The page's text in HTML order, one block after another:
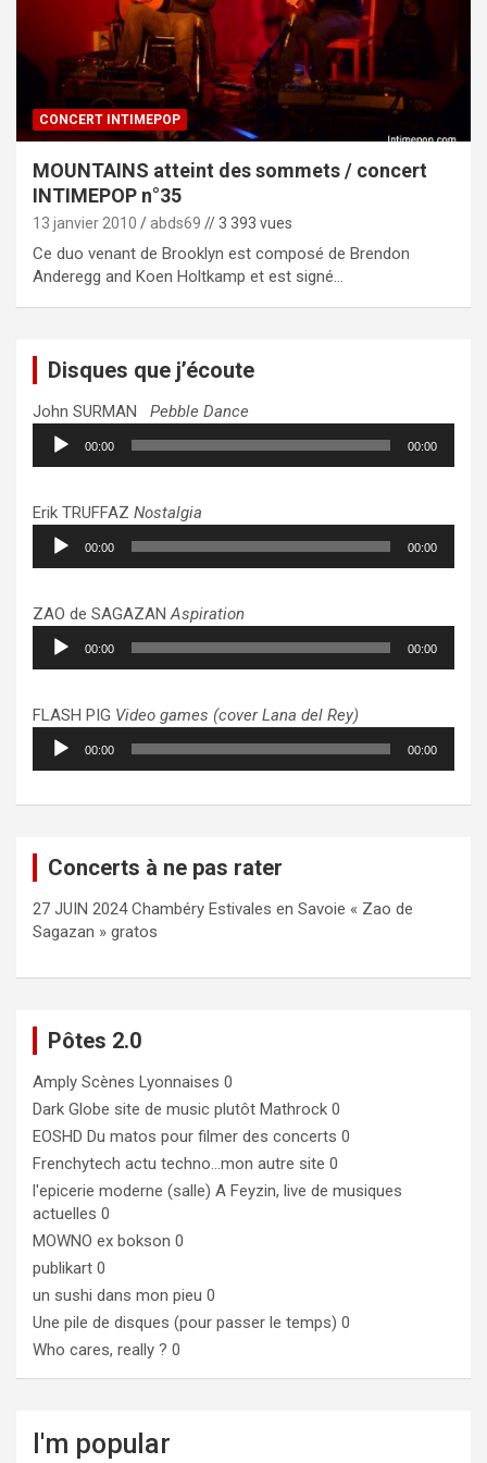
CONCERT INTIMEPOP
MOUNTAINS atteint des sommets / concert
INTIMEPOP n°35
13 janvier 2010 abds69 // 3 393 vues
Ce duo venant de Brooklyn est composé de Brendon
Anderegg and Koen Holtkamp et est signé…
Disques que j’écoute
John SURMAN Pebble Dance
Lecteur
audio
00:00 00:00
Erik TRUFFAZ Nostalgia
Lecteur
audio
00:00 00:00
ZAO de SAGAZANAspiration
Lecteur
audio
00:00 00:00
FLASH PIG Video games (cover Lana del Rey)
Lecteur
audio
00:00 00:00
Concerts à ne pas rater
27 JUIN 2024 Chambéry Estivales en Savoie « Zao de
Sagazan » gratos
Pôtes 2.0
Amply Scènes Lyonnaises 0
Dark Globe site de music plutôt Mathrock 0
EOSHD Du matos pour filmer des concerts 0
Frenchytech actu techno…mon autre site 0
l'epicerie moderne (salle) A Feyzin, live de musiques
actuelles 0
MOWNO ex bokson 0
publikart 0
un sushi dans mon pieu 0
Une pile de disques (pour passer le temps) 0
Who cares, really ? 0
I'm popular